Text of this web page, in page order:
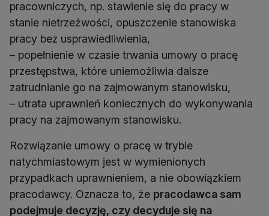
pracowniczych, np. stawienie się do pracy w
stanie nietrzeźwości, opuszczenie stanowiska
pracy bez usprawiedliwienia,
– popełnienie w czasie trwania umowy o pracę
przestępstwa, które uniemożliwia dalsze
zatrudnianie go na zajmowanym stanowisku,
– utrata uprawnień koniecznych do wykonywania
pracy na zajmowanym stanowisku.
Rozwiązanie umowy o pracę w trybie
natychmiastowym jest w wymienionych
przypadkach uprawnieniem, a nie obowiązkiem
pracodawcy. Oznacza to, że pracodawca sam
podejmuje decyzję, czy decyduje się na